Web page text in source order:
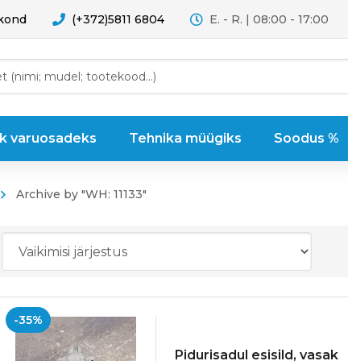
(+372)5811 6804 E. - R. | 08:00 - 17:00
varuosadeks Tehnika müügiks Soodus %
Archive by "WH: 11133"
-35%
Pidurisadul esisild, vasak